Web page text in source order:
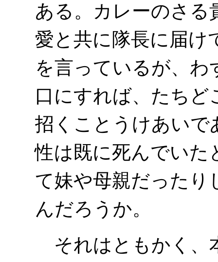
ある。カレーのさる
愛と共に隊長に届け
を言っているが、
口にすれば、たちど
招くことうけあいで
性は既に死んでいた
て妹や母親だったり
んだろうか。
それはともかく、